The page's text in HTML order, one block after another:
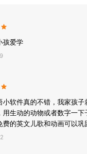
全部免费阅读。
孩爱学
小软件真的不错，我家孩
用生动的动物或者数字一
费的英文儿歌和动画可以巩